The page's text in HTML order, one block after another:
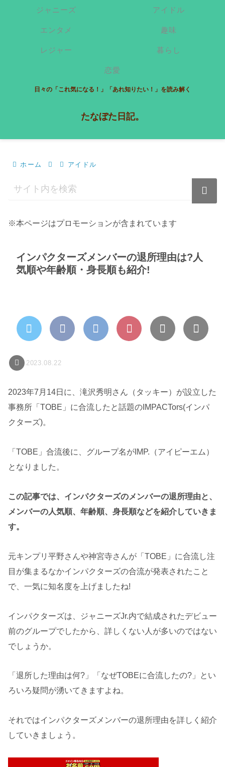
日々の「これ気になる！」「あれ知りたい！」を読み解く
たなぼた日記。
ジャニーズ アイドル
エンタメ 趣味
レジャー 暮らし
恋愛
ホーム アイドル
※本ページはプロモーションが含まれています
インパクターズメンバーの退所理由は?人
気順や年齢順・身長順も紹介!
2023.08.22
2023年7月14日に、滝沢秀明さん（タッキー）が設立した
事務所「TOBE」に合流したと話題のIMPACTors(インパ
クターズ)。
「TOBE」合流後に、グループ名がIMP.（アイピーエム）
となりました。
この記事では、インパクターズのメンバーの退所理由と、
メンバーの人気順、年齢順、身長順などを紹介していきま
す。
元キンプリ平野さんや神宮寺さんが「TOBE」に合流し注
目が集まるなかインパクターズの合流が発表されたこと
で、一気に知名度を上げましたね!
インパクターズは、ジャニーズJr.内で結成されたデビュー
前のグループでしたから、詳しくない人が多いのではない
でしょうか。
「退所した理由は何?」「なぜTOBEに合流したの?」とい
ろいろ疑問が湧いてきますよね。
それではインパクターズメンバーの退所理由を詳しく紹介
していきましょう。